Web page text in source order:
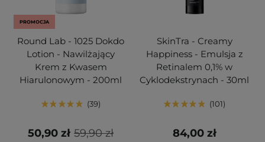
PROMOCJA
Round Lab - 1025 Dokdo
Lotion - Nawilżający
Krem z Kwasem
Hiarulonowym - 200ml
39
59,90 zł
50,90 zł
SkinTra - Creamy
Happiness - Emulsja z
Retinalem 0,1% w
Cyklodekstrynach - 30ml
101
84,00 zł